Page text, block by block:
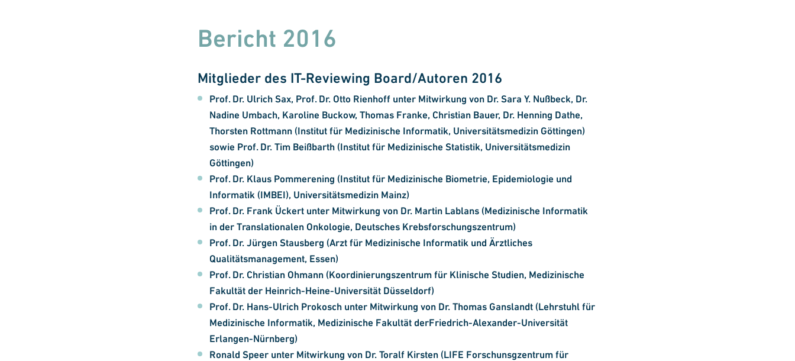
Bericht 2016
Mitglieder des IT-Reviewing Board/Autoren 2016
Prof. Dr. Ulrich Sax, Prof. Dr. Otto Rienhoffunter Mitwirkung von Dr. Sara Y. Nußbeck, Dr.
Nadine Umbach, Karoline Buckow, Thomas Franke, Christian Bauer, Dr. Henning Dathe,
Thorsten Rottmann (Institut für Medizinische Informatik, Universitätsmedizin Göttingen)
sowie Prof. Dr. Tim Beißbarth (Institut für Medizinische Statistik, Universitätsmedizin
Göttingen)
Prof. Dr. Klaus Pommerening (Institut für Medizinische Biometrie, Epidemiologie und
Informatik (IMBEI), Universitätsmedizin Mainz)
Prof. Dr. Frank Ückertunter Mitwirkung von Dr. Martin Lablans (Medizinische Informatik
in der Translationalen Onkologie, Deutsches Krebsforschungszentrum)
Prof. Dr. Jürgen Stausberg (Arzt für Medizinische Informatik und Ärztliches
Qualitätsmanagement, Essen)
Prof. Dr. Christian Ohmann(Koordinierungszentrum für Klinische Studien, Medizinische
Fakultät der Heinrich-Heine-Universität Düsseldorf)
Prof. Dr. Hans-Ulrich Prokoschunter Mitwirkung von Dr. Thomas Ganslandt (Lehrstuhl für
Medizinische Informatik, Medizinische Fakultät derFriedrich-Alexander-Universität
Erlangen-Nürnberg)
Ronald Speer unter Mitwirkung von Dr. Toralf Kirsten (LIFE Forschunsgzentrum für